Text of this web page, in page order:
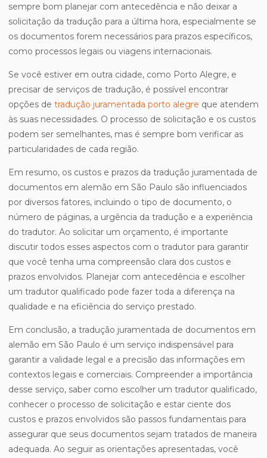
sempre bom planejar com antecedência e não deixar a
solicitação da tradução para a última hora, especialmente se
os documentos forem necessários para prazos específicos,
como processos legais ou viagens internacionais.
Se você estiver em outra cidade, como Porto Alegre, e
precisar de serviços de tradução, é possível encontrar
opções de tradução juramentada porto alegre que atendem
às suas necessidades. O processo de solicitação e os custos
podem ser semelhantes, mas é sempre bom verificar as
particularidades de cada região.
Em resumo, os custos e prazos da tradução juramentada de
documentos em alemão em São Paulo são influenciados
por diversos fatores, incluindo o tipo de documento, o
número de páginas, a urgência da tradução e a experiência
do tradutor. Ao solicitar um orçamento, é importante
discutir todos esses aspectos com o tradutor para garantir
que você tenha uma compreensão clara dos custos e
prazos envolvidos. Planejar com antecedência e escolher
um tradutor qualificado pode fazer toda a diferença na
qualidade e na eficiência do serviço prestado.
Em conclusão, a tradução juramentada de documentos em
alemão em São Paulo é um serviço indispensável para
garantir a validade legal e a precisão das informações em
contextos legais e comerciais. Compreender a importância
desse serviço, saber como escolher um tradutor qualificado,
conhecer o processo de solicitação e estar ciente dos
custos e prazos envolvidos são passos fundamentais para
assegurar que seus documentos sejam tratados de maneira
adequada. Ao seguir as orientações apresentadas, você